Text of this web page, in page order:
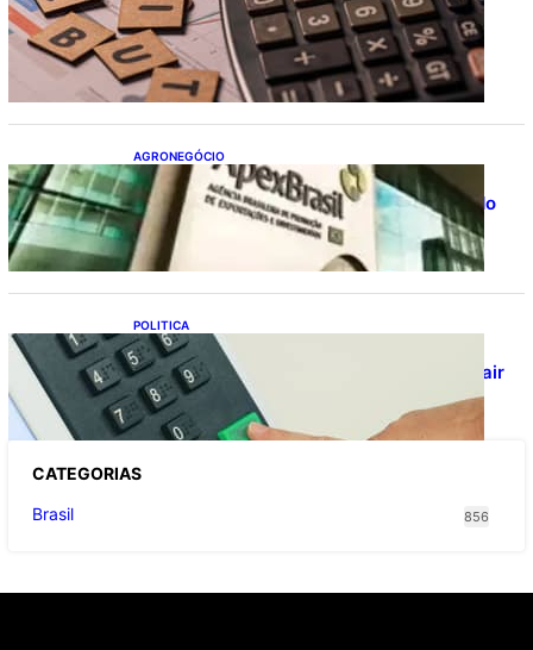
Após pedido de entidades empresariais,
Receita flexibiliza regras da Reforma
Tributária
AGRONEGÓCIO
Outlook Agro Brasil: planejamento e
inovação pautam debates sobre futuro do
agronegócio
POLITICA
Viracasacas? Em 2022, 259 municípios
votaram mais em Lula no 1º turno e em Jair
no 2º
CATEGORIAS
Brasil
856